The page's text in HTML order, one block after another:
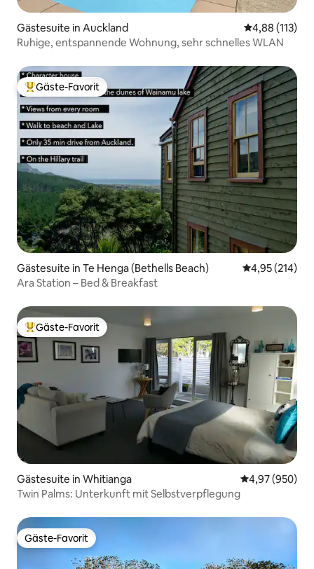
Gästesuite in Auckland
4,88 (113)
Ruhige, entspannende Wohnung, sehr schnelles WLAN
Beliebter Gäste-Favorit.
Gäste-Favorit
Gästesuite in Te Henga (Bethells Beach)
4,95 (214)
Ara Station – Bed & Breakfast
Beliebter Gäste-Favorit.
Gäste-Favorit
Gästesuite in Whitianga
4,97 (950)
Twin Palms: Unterkunft mit Selbstverpflegung
Gäste-Favorit
Gäste-Favorit